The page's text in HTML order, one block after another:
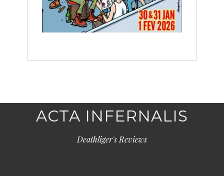
ACTA INFERNALIS
Deathliger's Reviews